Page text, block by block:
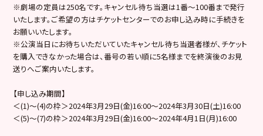
※劇場の定員は250名です。キャンセル待ち当選は1番～100番まで発行
いたします。ご希望の方はチケットセンターでのお申し込み時に手続きを
お願いいたします。
※公演当日にお待ちいただいていたキャンセル待ち当選者様が、チケット
を購入できなかった場合は、番号の若い順に5名様までを終演後のお見
送りへご案内いたします。
【申し込み期間】
＜(1)～(4)の枠＞2024年3月29日(金)16:00～2024年3月30日(土)16:00
＜(5)～(7)の枠＞2024年3月29日(金)16:00～2024年4月1日(月)16:00